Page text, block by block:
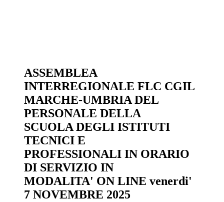
ASSEMBLEA
INTERREGIONALE FLC CGIL
MARCHE-UMBRIA DEL
PERSONALE DELLA
SCUOLA DEGLI ISTITUTI
TECNICI E
PROFESSIONALI IN ORARIO
DI SERVIZIO IN
MODALITA' ON LINE venerdi'
7 NOVEMBRE 2025